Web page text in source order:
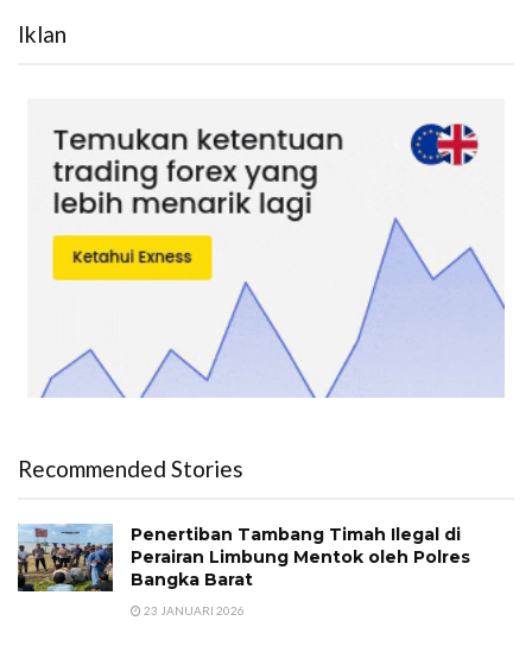
Iklan
Recommended Stories
Penertiban Tambang Timah Ilegal di
Perairan Limbung Mentok oleh Polres
Bangka Barat
23 JANUARI 2026